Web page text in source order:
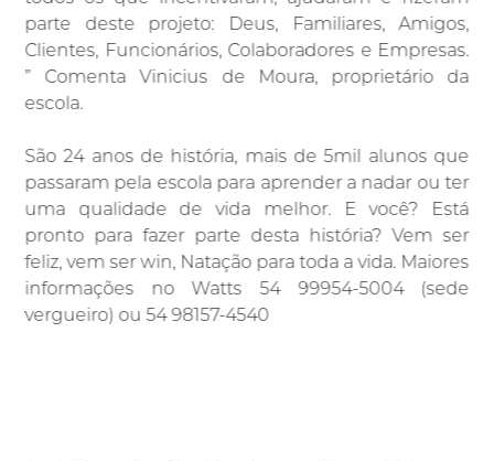
parte deste projeto: Deus, Familiares, Amigos,
Clientes, Funcionários, Colaboradores e Empresas.
” Comenta Vinicius de Moura, proprietário da
escola.
São 24 anos de história, mais de 5mil alunos que
passaram pela escola para aprender a nadar ou ter
uma qualidade de vida melhor. E você? Está
pronto para fazer parte desta história? Vem ser
feliz, vem ser win, Natação para toda a vida. Maiores
informações no Watts 54 99954-5004 (sede
vergueiro) ou 54 98157-4540